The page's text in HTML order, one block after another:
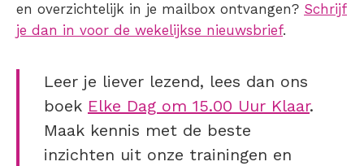
en overzichtelijk in je mailbox ontvangen? Schrijf
je dan in voor de wekelijkse nieuwsbrief.
Leer je liever lezend, lees dan ons
boek Elke Dag om 15.00 Uur Klaar.
Maak kennis met de beste
inzichten uit onze trainingen en